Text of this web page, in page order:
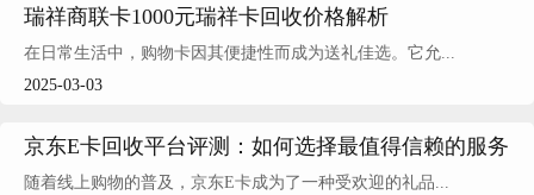
瑞祥商联卡1000元瑞祥卡回收价格解析
在日常生活中，购物卡因其便捷性而成为送礼佳选。它允...
2025-03-03
京东E卡回收平台评测：如何选择最值得信赖的服务
随着线上购物的普及，京东E卡成为了一种受欢迎的礼品...